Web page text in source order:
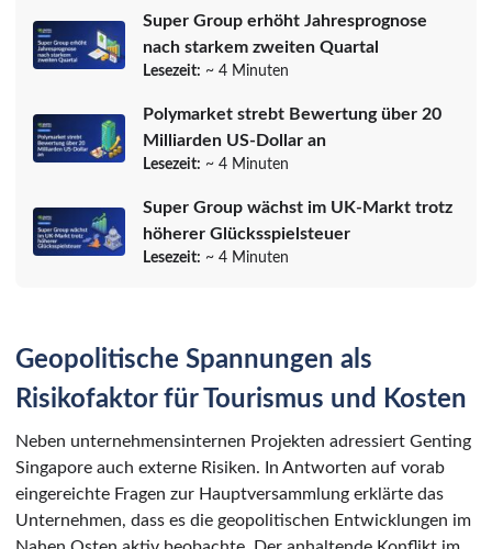
Super Group erhöht Jahresprognose
nach starkem zweiten Quartal
Lesezeit: ~ 4 Minuten
Polymarket strebt Bewertung über 20
Milliarden US-Dollar an
Lesezeit: ~ 4 Minuten
Super Group wächst im UK-Markt trotz
höherer Glücksspielsteuer
Lesezeit: ~ 4 Minuten
Geopolitische Spannungen als
Risikofaktor für Tourismus und Kosten
Neben unternehmensinternen Projekten adressiert Genting
Singapore auch externe Risiken. In Antworten auf vorab
eingereichte Fragen zur Hauptversammlung erklärte das
Unternehmen, dass es die geopolitischen Entwicklungen im